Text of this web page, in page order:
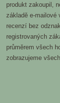
produkt zakoupil,
základě e-mailové
recenzí bez
registrovaných
průměrem všech
zobrazujeme